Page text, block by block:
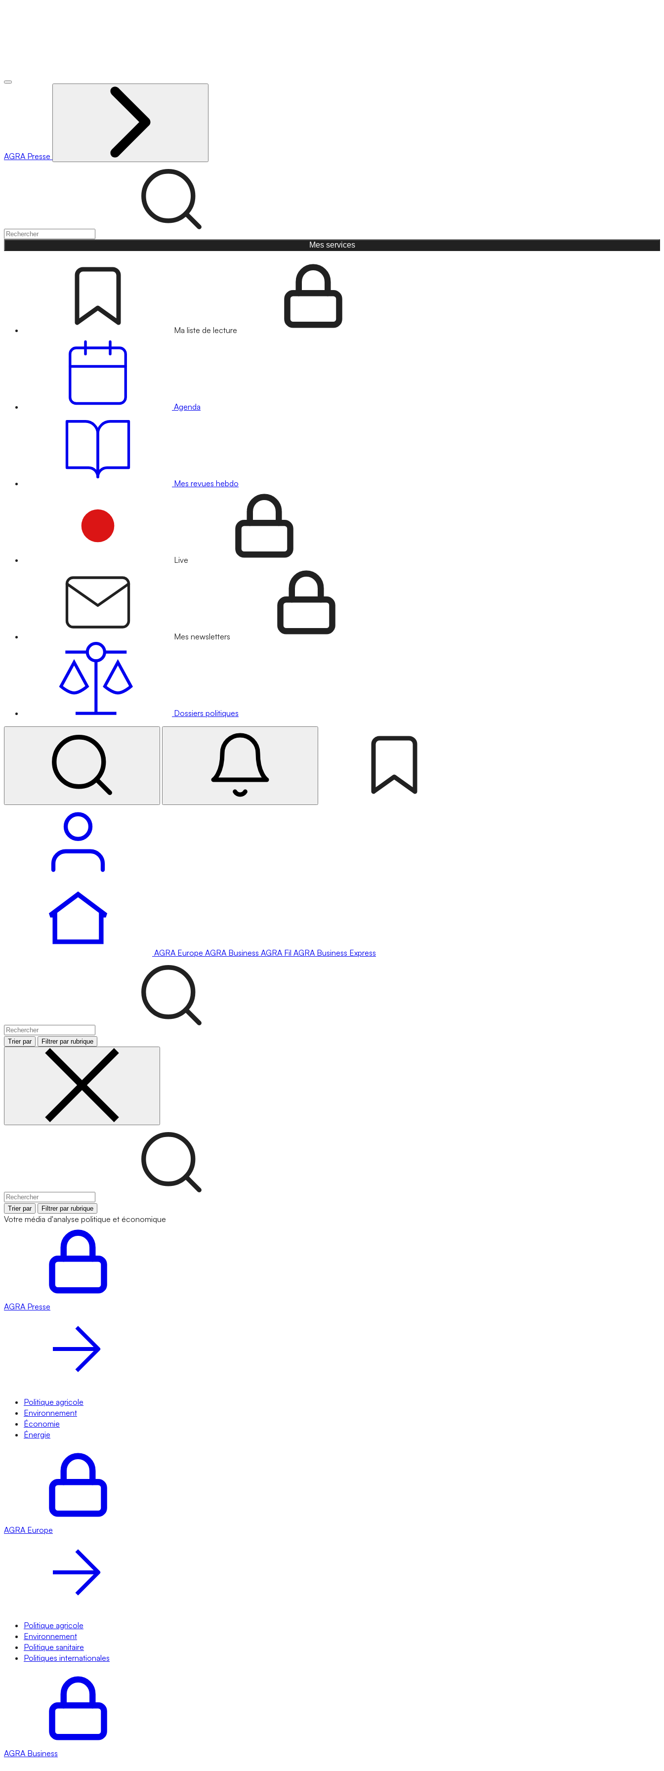
AGRA Presse
Mes services
Ma liste de lecture
Agenda
Mes revues hebdo
Live
Mes newsletters
Dossiers politiques
AGRA Europe AGRA Business AGRA Fil AGRA Business Express
Trier par Filtrer par rubrique
Trier par Filtrer par rubrique
Votre média d'analyse politique et économique
AGRA Presse
Politique agricole
Environnement
Économie
Énergie
AGRA Europe
Politique agricole
Environnement
Politique sanitaire
Politiques internationales
AGRA Business